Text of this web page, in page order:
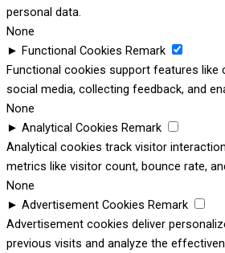
personal data.
None
► Functional Cookies Remark
Functional cookies support features like
social media, collecting feedback, and
None
► Analytical Cookies Remark
Analytical cookies track visitor
metrics like visitor count, bounce rate,
None
► Advertisement Cookies Remark
Advertisement cookies deliver
previous visits and analyze the